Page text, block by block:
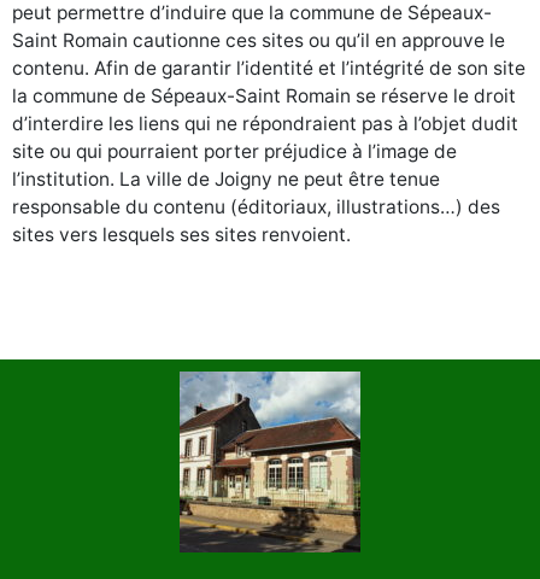
peut permettre d’induire que la commune de Sépeaux-
Saint Romain cautionne ces sites ou qu’il en approuve le
contenu. Afin de garantir l’identité et l’intégrité de son site
la commune de Sépeaux-Saint Romain se réserve le droit
d’interdire les liens qui ne répondraient pas à l’objet dudit
site ou qui pourraient porter préjudice à l’image de
l’institution. La ville de Joigny ne peut être tenue
responsable du contenu (éditoriaux, illustrations…) des
sites vers lesquels ses sites renvoient.